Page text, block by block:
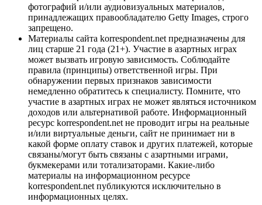
фотографий и/или аудиовизуальных материалов,
принадлежащих правообладателю Getty Images, строго
запрещено.
Материалы сайта korrespondent.net предназначены для
лиц старше 21 года (21+). Участие в азартных играх
может вызвать игровую зависимость. Соблюдайте
правила (принципы) ответственной игры. При
обнаружении первых признаков зависимости
немедленно обратитесь к специалисту. Помните, что
участие в азартных играх не может являться источником
доходов или альтернативой работе. Информационный
ресурс korrespondent.net не проводит игры на реальные
и/или виртуальные деньги, сайт не принимает ни в
какой форме оплату ставок и других платежей, которые
связаны/могут быть связаны с азартными играми,
букмекерами или тотализаторами. Какие-либо
материалы на информационном ресурсе
korrespondent.net публикуются исключительно в
информационных целях.